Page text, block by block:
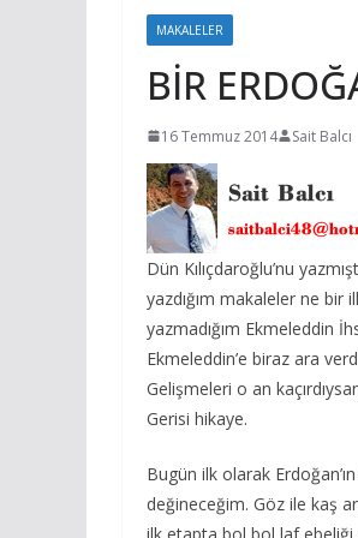
MAKALELER
BİR
16 Temmuz 2014 Sait Balcı
Dün Kılıçdaroğlu’nu
yazdığım makaleler ne bir
yazmadığım Ekmeleddin
Ekmeleddin’e biraz ara
Gelişmeleri o an
Gerisi hikaye.
Bugün ilk olarak
değineceğim. Göz ile kaş